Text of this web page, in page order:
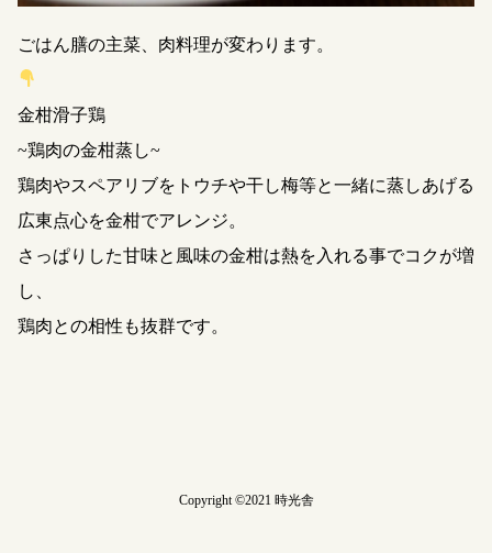
ごはん膳の主菜、肉料理が変わります。
金柑滑子鶏
~鶏肉の金柑蒸し~
鶏肉やスペアリブをトウチや干し梅等と一緒に蒸しあげる
広東点心を金柑でアレンジ。
さっぱりした甘味と風味の金柑は熱を入れる事でコクが増
し、
鶏肉との相性も抜群です。
Copyright ©2021 時光舎